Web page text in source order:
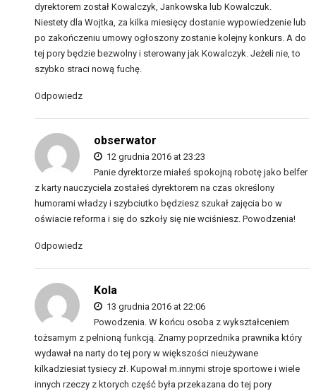
dyrektorem został Kowalczyk, Jankowska lub Kowalczuk.
Niestety dla Wojtka, za kilka miesięcy dostanie wypowiedzenie lub
po zakończeniu umowy ogłoszony zostanie kolejny konkurs. A do
tej pory będzie bezwolny i sterowany jak Kowalczyk. Jeżeli nie, to
szybko straci nową fuchę.
Odpowiedz
obserwator
12 grudnia 2016 at 23:23
Panie dyrektorze miałeś spokojną robotę jako belfer
z karty nauczyciela zostałeś dyrektorem na czas określony
humorami władzy i szybciutko będziesz szukał zajęcia bo w
oświacie reforma i się do szkoły się nie wciśniesz. Powodzenia!
Odpowiedz
Kola
13 grudnia 2016 at 22:06
Powodzenia. W końcu osoba z wykształceniem
tożsamym z pelnioną funkcją. Znamy poprzednika prawnika który
wydawał na narty do tej pory w większości nieużywane
kilkadziesiat tysiecy zł. Kupował m.innymi stroje sportowe i wiele
innych rzeczy z ktorych część była przekazana do tej pory